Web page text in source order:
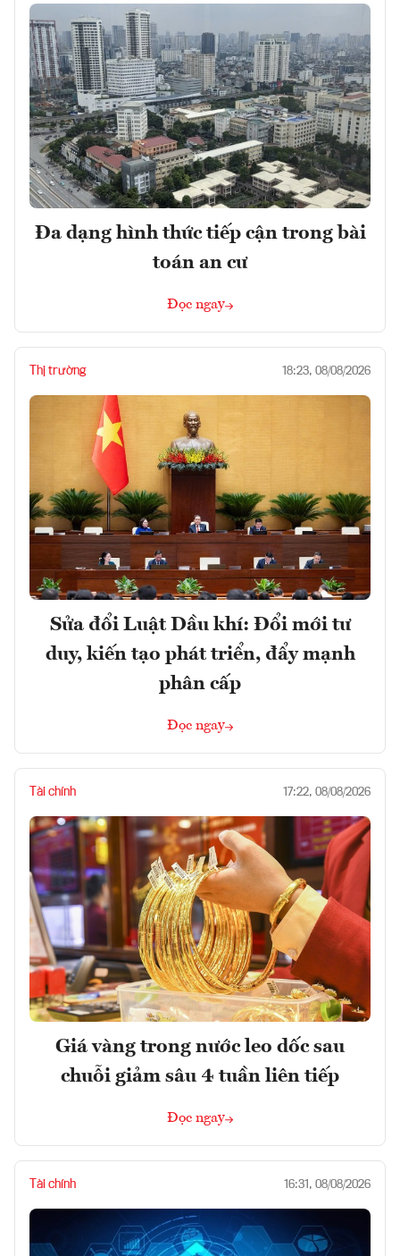
Đa dạng hình thức tiếp cận trong bài
toán an cư
Đọc ngay
Thị trường 18:23, 08/08/2026
Sửa đổi Luật Dầu khí: Đổi mới tư
duy, kiến tạo phát triển, đẩy mạnh
phân cấp
Đọc ngay
Tài chính 17:22, 08/08/2026
Giá vàng trong nước leo dốc sau
chuỗi giảm sâu 4 tuần liên tiếp
Đọc ngay
Tài chính 16:31, 08/08/2026